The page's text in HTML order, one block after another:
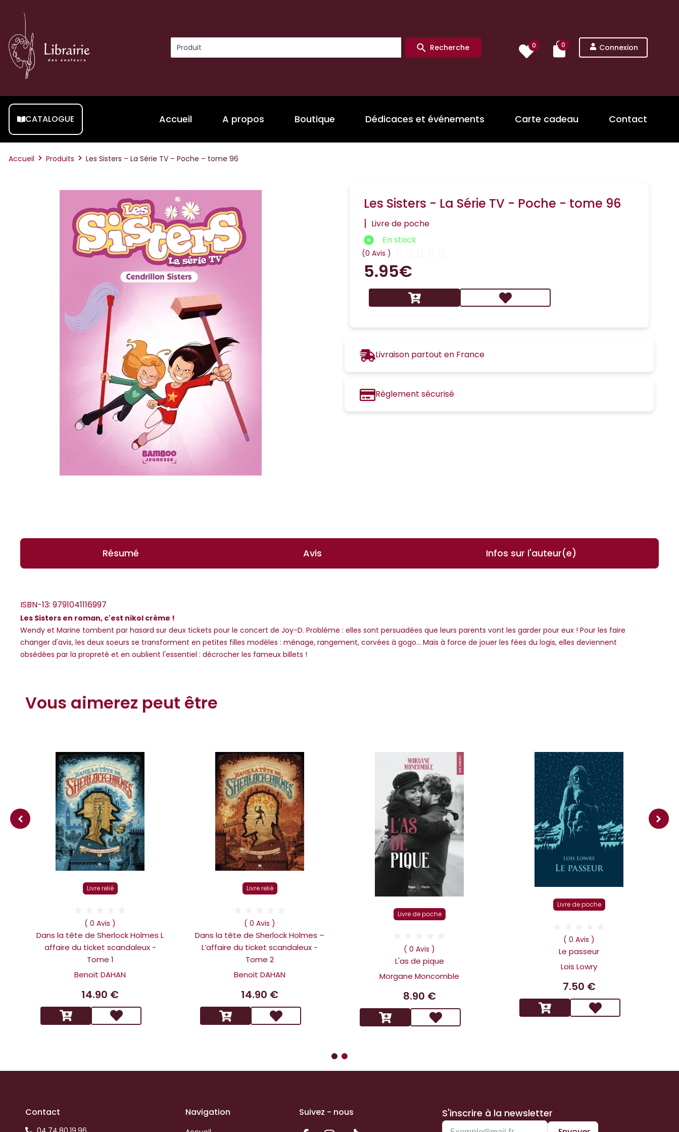
Recherche 0 0 Connexion
CATALOGUE Accueil A propos Boutique Dédicaces et événements Carte cadeau Contact
Accueil Produits Les Sisters – La Série TV – Poche – tome 96
Les Sisters - La Série TV - Poche - tome 96
| Livre de poche
En stock
(0 Avis )
5.95€
Livraison partout en France
Règlement sécurisé
Résumé Avis Infos sur l'auteur(e)
ISBN-13: 9791041116997
Les Sisters en roman, c'est nikol crème !
Wendy et Marine tombent par hasard sur deux tickets pour le concert de Joy-D. Problème : elles sont persuadées que leurs parents vont les garder pour eux ! Pour les faire
changer d'avis, les deux soeurs se transforment en petites filles modèles : ménage, rangement, corvées à gogo... Mais à force de jouer les fées du logis, elles deviennent
obsédées par la propreté et en oublient l'essentiel : décrocher les fameux billets !
*Guests cannot publish reviews
Vous aimerez peut être
Livre relié
( 0 Avis )
Dans la tête de Sherlock Holmes L
affaire du ticket scandaleux -
Tome 1
Benoit DAHAN
14.90 €
Livre relié
( 0 Avis )
Dans la tête de Sherlock Holmes –
L’affaire du ticket scandaleux -
Tome 2
Benoit DAHAN
14.90 €
Livre de poche
( 0 Avis )
L'as de pique
Morgane Moncomble
8.90 €
Livre de poche
( 0 Avis )
Le passeur
Lois Lowry
7.50 €
Contact Navigation Suivez - nous S'inscrire à la newsletter